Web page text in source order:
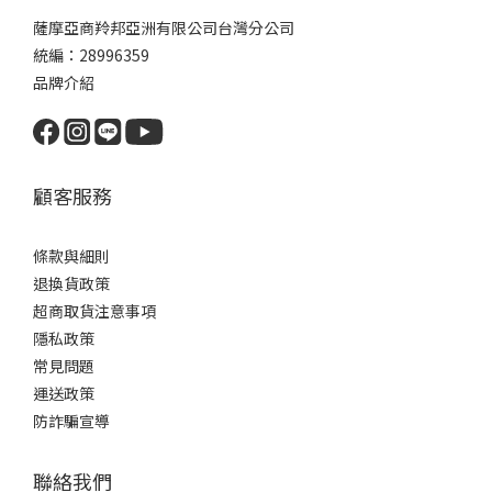
薩摩亞商羚邦亞洲有限公司台灣分公司
統編：28996359
品牌介紹
顧客服務
條款與細則
退換貨政策
超商取貨注意事項
隱私政策
常見問題
運送政策
防詐騙宣導
聯絡我們